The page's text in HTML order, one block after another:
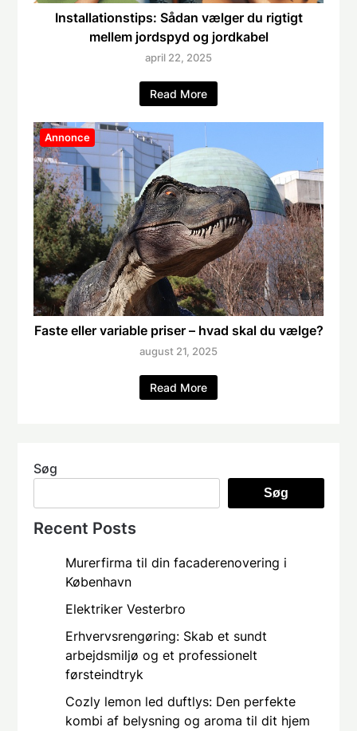
Installationstips: Sådan vælger du rigtigt
mellem jordspyd og jordkabel
april 22, 2025
Read More
Annonce
Faste eller variable priser – hvad skal du vælge?
august 21, 2025
Read More
Søg
Søg
Recent Posts
Murerfirma til din facaderenovering i
København
Elektriker Vesterbro
Erhvervsrengøring: Skab et sundt
arbejdsmiljø og et professionelt
førsteindtryk
Cozly lemon led duftlys: Den perfekte
kombi af belysning og aroma til dit hjem